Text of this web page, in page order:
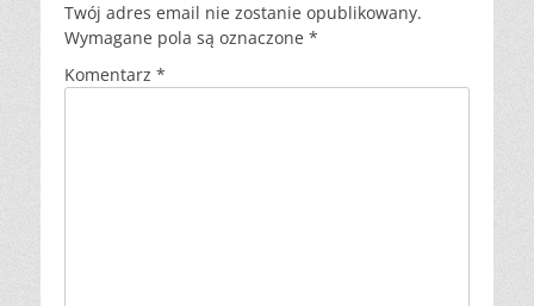
Twój adres email nie zostanie opublikowany.
Wymagane pola są oznaczone *
Komentarz *